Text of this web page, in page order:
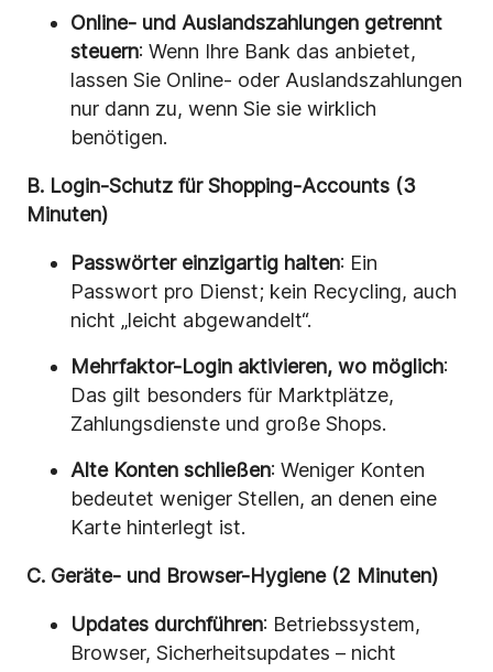
Online- und Auslandszahlungen getrennt
steuern: Wenn Ihre Bank das anbietet,
lassen Sie Online- oder Auslandszahlungen
nur dann zu, wenn Sie sie wirklich
benötigen.
B. Login-Schutz für Shopping-Accounts (3
Minuten)
Passwörter einzigartig halten: Ein
Passwort pro Dienst; kein Recycling, auch
nicht „leicht abgewandelt“.
Mehrfaktor-Login aktivieren, wo möglich:
Das gilt besonders für Marktplätze,
Zahlungsdienste und große Shops.
Alte Konten schließen: Weniger Konten
bedeutet weniger Stellen, an denen eine
Karte hinterlegt ist.
C. Geräte- und Browser-Hygiene (2 Minuten)
Updates durchführen: Betriebssystem,
Browser, Sicherheitsupdates – nicht